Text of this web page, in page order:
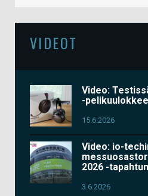
VIDEOT
Video:
-
15.6.2026
Video: io-
2026 -
3.6.2026